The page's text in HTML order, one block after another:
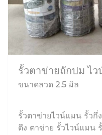
รั้วตาข่ายถักปม ไ
ขนาดลวด 2.5 มิล
รั้วตาข่ายไวน์แมน รั้วกึ่
ดึง ตาข่าย รั้วไวน์แมน